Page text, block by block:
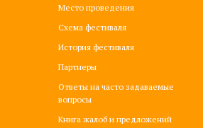
Место проведения
Схема фестиваля
История фестиваля
Партнеры
Ответы на часто задаваемые
вопросы
Книга жалоб и предложений